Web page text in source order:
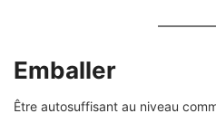
Emballer
Être autosuffisant au niveau